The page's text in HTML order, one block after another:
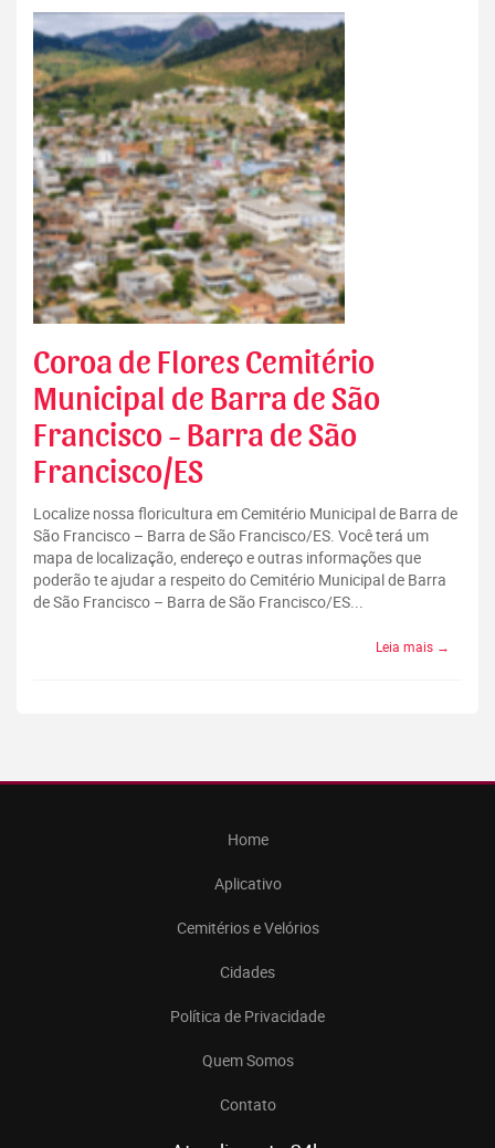
Coroa de Flores Cemitério
Municipal de Barra de São
Francisco - Barra de São
Francisco/ES
Localize nossa floricultura em Cemitério Municipal de Barra de
São Francisco – Barra de São Francisco/ES. Você terá um
mapa de localização, endereço e outras informações que
poderão te ajudar a respeito do Cemitério Municipal de Barra
de São Francisco – Barra de São Francisco/ES...
Leia mais →
Home
Aplicativo
Cemitérios e Velórios
Cidades
Política de Privacidade
Quem Somos
Contato